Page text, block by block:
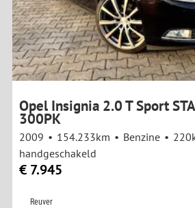
Opel Insignia 2.0 T Sport
300PK
2009 154.233km Benzine
handgeschakeld
€ 7.945
Reuver